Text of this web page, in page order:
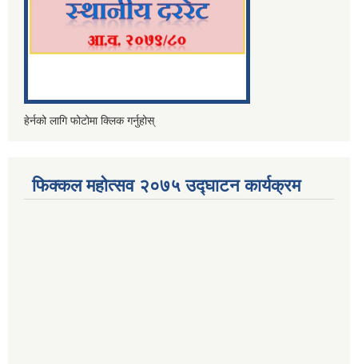
हेर्नको लागि फोटोमा क्लिक गर्नुहोस्
फिक्कल महोत्सव २०७५ उद्घाटन कार्यक्रम